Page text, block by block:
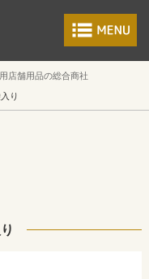
食品包装容器と
店舗用品の総合商社
り